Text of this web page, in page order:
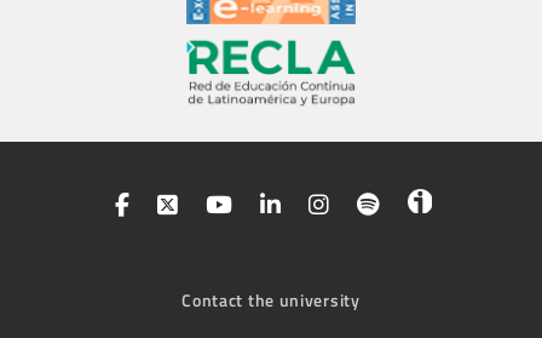
Contact the university